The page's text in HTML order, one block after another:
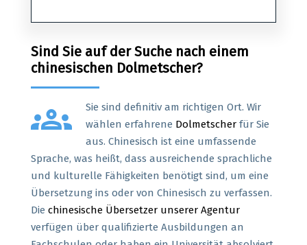
Sind Sie auf der Suche nach einem
chinesischen Dolmetscher?
groups
Sie sind definitiv am richtigen Ort. Wir
wählen erfahrene Dolmetscher für Sie
aus. Chinesisch ist eine umfassende
Sprache, was heißt, dass ausreichende sprachliche
und kulturelle Fähigkeiten benötigt sind, um eine
Übersetzung ins oder von Chinesisch zu verfassen.
Die chinesische Übersetzer unserer Agentur
verfügen über qualifizierte Ausbildungen an